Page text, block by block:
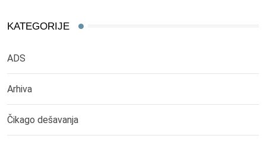
KATEGORIJE
ADS
Arhiva
Čikago dešavanja